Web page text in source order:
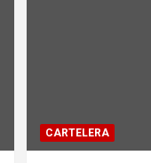
CARTELERA